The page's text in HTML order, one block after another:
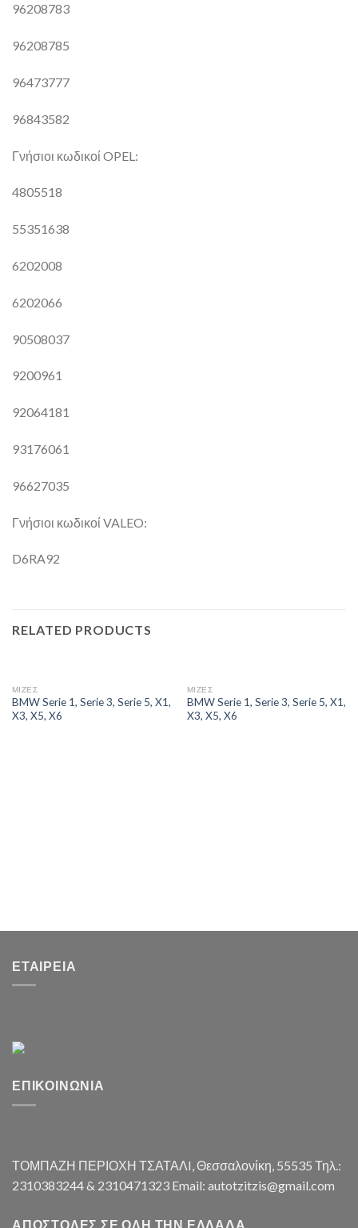
96208783
96208785
96473777
96843582
Γνήσιοι κωδικοί OPEL:
4805518
55351638
6202008
6202066
90508037
9200961
92064181
93176061
96627035
Γνήσιοι κωδικοί VALEO:
D6RA92
RELATED PRODUCTS
ΜΙΖΕΣ
BMW Serie 1, Serie 3, Serie 5, X1,
X3, X5, X6
ΜΙΖΕΣ
BMW Serie 1, Serie 3, Serie 5, X1,
X3, X5, X6
ΕΤΑΙΡΕΊΑ
ΕΠΙΚΟΙΝΩΝΊΑ
ΤΟΜΠΑΖΗ ΠΕΡΙΟΧΗ ΤΣΑΤΑΛI, Θεσσαλονίκη, 55535 Τηλ.:
2310383244 & 2310471323 Email: autotzitzis@gmail.com
ΑΠΟΣΤΟΛΈΣ ΣΕ ΌΛΗ ΤΗΝ ΕΛΛΆΔΑ